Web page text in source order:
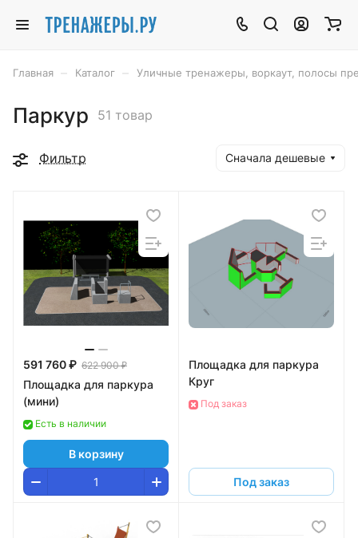
Главная Каталог Уличные тренажеры, воркаут, полосы
Паркур 51 товар
Фильтр Сначала дешевые
591 760 ₽ 622 900 ₽
Площадка для паркура
(мини)
Есть в наличии
В корзину
Площадка для паркура
Круг
Под заказ
Под заказ